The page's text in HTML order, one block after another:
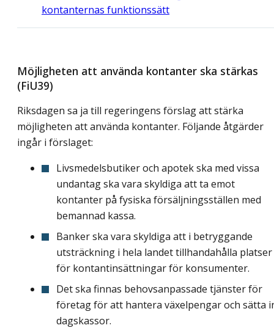
kontanternas funktionssätt
Möjligheten att använda kontanter ska stärkas
(FiU39)
Riksdagen sa ja till regeringens förslag att stärka
möjligheten att använda kontanter. Följande åtgärder
ingår i förslaget:
Livsmedelsbutiker och apotek ska med vissa
undantag ska vara skyldiga att ta emot
kontanter på fysiska försäljningsställen med
bemannad kassa.
Banker ska vara skyldiga att i betryggande
utsträckning i hela landet tillhandahålla platser
för kontantinsättningar för konsumenter.
Det ska finnas behovsanpassade tjänster för
företag för att hantera växelpengar och sätta
dagskassor.